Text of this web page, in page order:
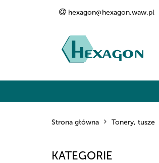
hexagon@hexagon.waw.pl
Strona główna Tonery, tusze
KATEGORIE